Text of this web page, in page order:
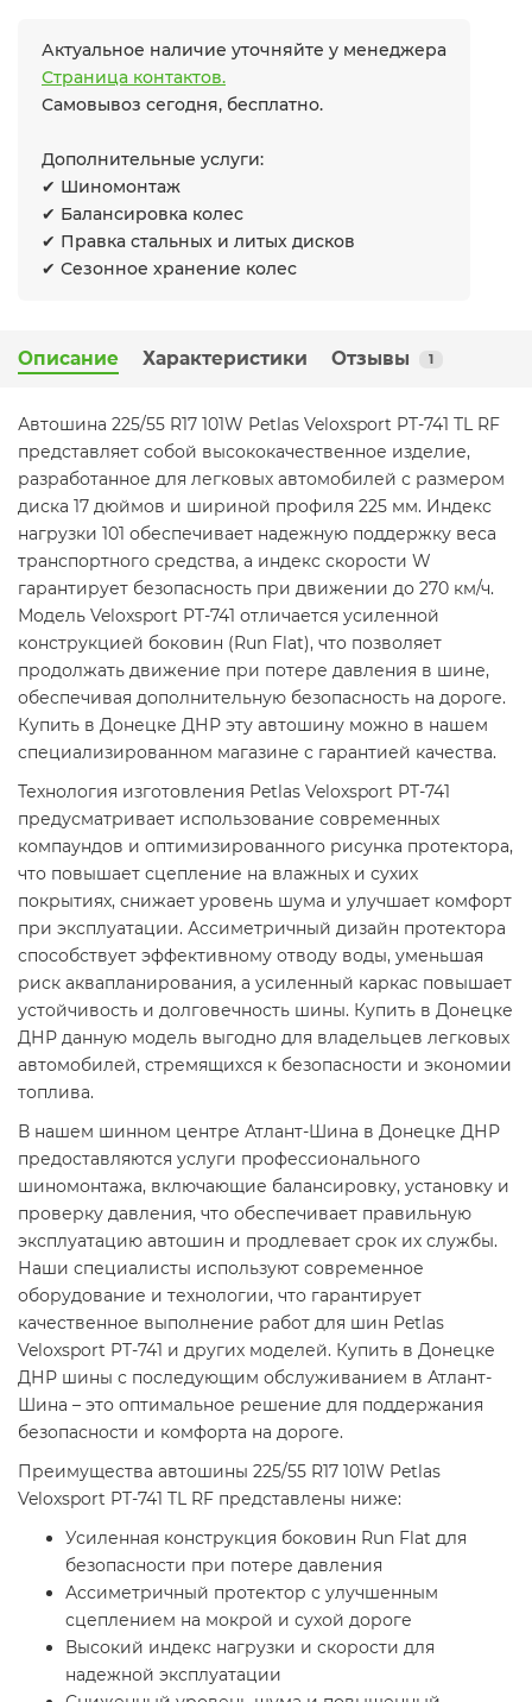
Актуальное наличие уточняйте у менеджера
Страница контактов.
Самовывоз сегодня, бесплатно.
Дополнительные услуги:
✔ Шиномонтаж
✔ Балансировка колес
✔ Правка стальных и литых дисков
✔ Сезонное хранение колес
Описание Характеристики Отзывы 1
Автошина 225/55 R17 101W Petlas Veloxsport PT-741 TL RF
представляет собой высококачественное изделие,
разработанное для легковых автомобилей с размером
диска 17 дюймов и шириной профиля 225 мм. Индекс
нагрузки 101 обеспечивает надежную поддержку веса
транспортного средства, а индекс скорости W
гарантирует безопасность при движении до 270 км/ч.
Модель Veloxsport PT-741 отличается усиленной
конструкцией боковин (Run Flat), что позволяет
продолжать движение при потере давления в шине,
обеспечивая дополнительную безопасность на дороге.
Купить в Донецке ДНР эту автошину можно в нашем
специализированном магазине с гарантией качества.
Технология изготовления Petlas Veloxsport PT-741
предусматривает использование современных
компаундов и оптимизированного рисунка протектора,
что повышает сцепление на влажных и сухих
покрытиях, снижает уровень шума и улучшает комфорт
при эксплуатации. Ассиметричный дизайн протектора
способствует эффективному отводу воды, уменьшая
риск аквапланирования, а усиленный каркас повышает
устойчивость и долговечность шины. Купить в Донецке
ДНР данную модель выгодно для владельцев легковых
автомобилей, стремящихся к безопасности и экономии
топлива.
В нашем шинном центре Атлант-Шина в Донецке ДНР
предоставляются услуги профессионального
шиномонтажа, включающие балансировку, установку и
проверку давления, что обеспечивает правильную
эксплуатацию автошин и продлевает срок их службы.
Наши специалисты используют современное
оборудование и технологии, что гарантирует
качественное выполнение работ для шин Petlas
Veloxsport PT-741 и других моделей. Купить в Донецке
ДНР шины с последующим обслуживанием в Атлант-
Шина – это оптимальное решение для поддержания
безопасности и комфорта на дороге.
Преимущества автошины 225/55 R17 101W Petlas
Veloxsport PT-741 TL RF представлены ниже:
Усиленная конструкция боковин Run Flat для
безопасности при потере давления
Ассиметричный протектор с улучшенным
сцеплением на мокрой и сухой дороге
Высокий индекс нагрузки и скорости для
надежной эксплуатации